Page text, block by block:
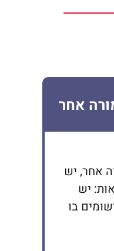
אחר
אחר, יש
יש
בו